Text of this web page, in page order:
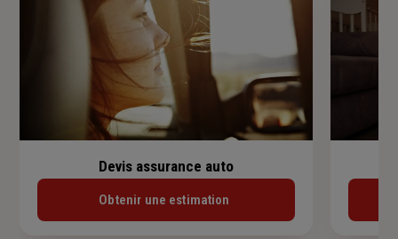
Devis assurance auto
Obtenir une estimation